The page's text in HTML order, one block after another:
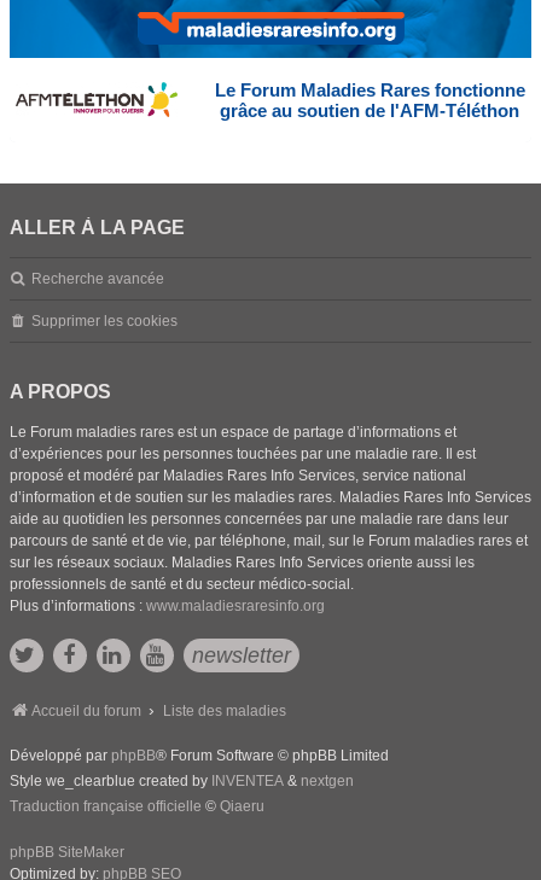
Le Forum Maladies Rares fonctionne
grâce au soutien de l'AFM-Téléthon
ALLER À LA PAGE
Recherche avancée
Supprimer les cookies
A PROPOS
Le Forum maladies rares est un espace de partage d’informations et
d’expériences pour les personnes touchées par une maladie rare. Il est
proposé et modéré par Maladies Rares Info Services, service national
d’information et de soutien sur les maladies rares. Maladies Rares Info Services
aide au quotidien les personnes concernées par une maladie rare dans leur
parcours de santé et de vie, par téléphone, mail, sur le Forum maladies rares et
sur les réseaux sociaux. Maladies Rares Info Services oriente aussi les
professionnels de santé et du secteur médico-social.
Plus d’informations : www.maladiesraresinfo.org
newsletter
Accueil du forum Liste des maladies
Développé par phpBB® Forum Software © phpBB Limited
Style we_clearblue created by INVENTEA & nextgen
Traduction française officielle © Qiaeru
phpBB SiteMaker
Optimized by: phpBB SEO